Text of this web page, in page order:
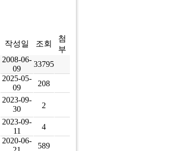
작성일 조회
첨
부
2008-06-
09
33795
2025-05-
09
208
2023-09-
30
2
2023-09-
11
4
2020-06-
589